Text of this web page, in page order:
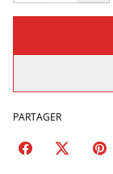
PARTAGER